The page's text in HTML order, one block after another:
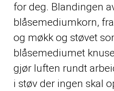
for deg. Blandingen
blåsemediumkorn,
og møkk og støvet
blåsemediumet
gjør luften rundt
i støv der ingen skal